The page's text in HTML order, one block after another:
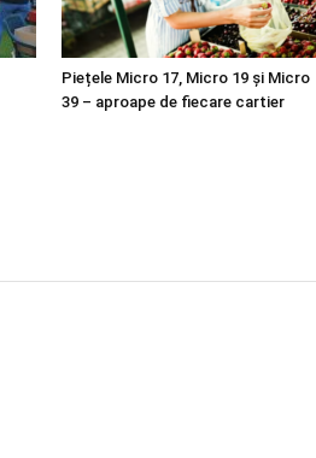
Piețele Micro 17, Micro 19 și Micro
39 – aproape de fiecare cartier